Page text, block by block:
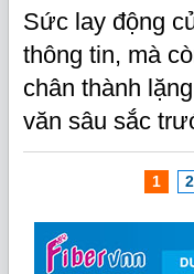
Sức lay động
thông tin, mà
chân thành
văn sâu sắc
1 2